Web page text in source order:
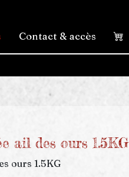
Contact & accès
ail des ours 1.5KG
ours 1.5KG